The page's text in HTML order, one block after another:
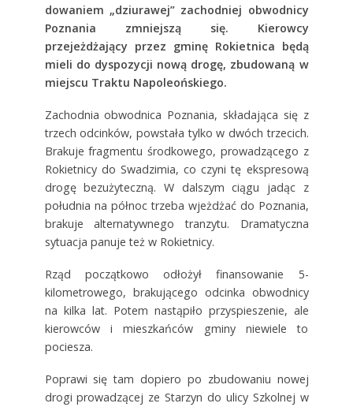
dowaniem „dziurawej” zachodniej obwodnicy
Poznania zmniejszą się. Kierowcy
przejeżdżający przez gminę Rokietnica będą
mieli do dyspozycji nową drogę, zbudowaną w
miejscu Traktu Napoleońskiego.
Zachodnia obwodnica Poznania, składająca się z
trzech odcinków, powstała tylko w dwóch trzecich.
Brakuje fragmentu środkowego, prowadzącego z
Rokietnicy do Swadzimia, co czyni tę ekspresową
drogę bezużyteczną. W dalszym ciągu jadąc z
południa na północ trzeba wjeżdżać do Poznania,
brakuje alternatywnego tranzytu. Dramatyczna
sytuacja panuje też w Rokietnicy.
Rząd początkowo odłożył finansowanie 5-
kilometrowego, brakującego odcinka obwodnicy
na kilka lat. Potem nastąpiło przyspieszenie, ale
kierowców i mieszkańców gminy niewiele to
pociesza.
Poprawi się tam dopiero po zbudowaniu nowej
drogi prowadzącej ze Starzyn do ulicy Szkolnej w